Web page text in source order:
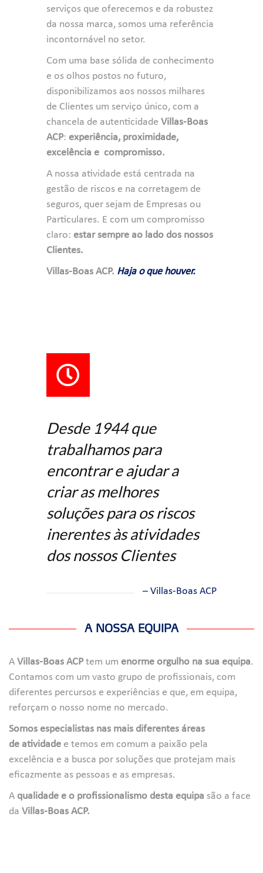
serviços que oferecemos e da robustez
da nossa marca, somos uma referência
incontornável no setor.
Com uma base sólida de conhecimento
e os olhos postos no futuro,
disponibilizamos aos nossos milhares
de Clientes um serviço único, com a
chancela de autenticidade Villas-Boas
ACP: experiência, proximidade,
excelência e compromisso.
A nossa atividade está centrada na
gestão de riscos e na corretagem de
seguros, quer sejam de Empresas ou
Particulares. E com um compromisso
claro: estar sempre ao lado dos nossos
Clientes.
Villas-Boas ACP. Haja o que houver.
Desde 1944 que
trabalhamos para
encontrar e ajudar a
criar as melhores
soluções para os riscos
inerentes às atividades
dos nossos Clientes
– Villas-Boas ACP
A NOSSA EQUIPA
A Villas-Boas ACP tem um enorme orgulho na sua equipa.
Contamos com um vasto grupo de profissionais, com
diferentes percursos e experiências e que, em equipa,
reforçam o nosso nome no mercado.
Somos especialistas nas mais diferentes áreas
de atividade e temos em comum a paixão pela
excelência e a busca por soluções que protejam mais
eficazmente as pessoas e as empresas.
A qualidade e o profissionalismo desta equipa são a face
da Villas-Boas ACP.